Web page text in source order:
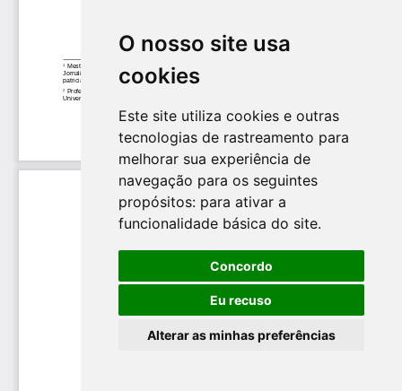
O nosso site usa
cookies
Este site utiliza cookies e outras
tecnologias de rastreamento para
melhorar sua experiência de
navegação para os seguintes
propósitos: para ativar a
funcionalidade básica do site.
Concordo
Eu recuso
Alterar as minhas preferências